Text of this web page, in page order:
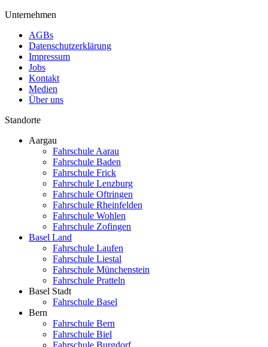
Unternehmen
AGBs
Datenschutzerklärung
Impressum
Jobs
Kontakt
Medien
Über uns
Standorte
Aargau
Fahrschule Aarau
Fahrschule Baden
Fahrschule Frick
Fahrschule Lenzburg
Fahrschule Oftringen
Fahrschule Rheinfelden
Fahrschule Wohlen
Fahrschule Zofingen
Basel Land
Fahrschule Laufen
Fahrschule Liestal
Fahrschule Münchenstein
Fahrschule Pratteln
Basel Stadt
Fahrschule Basel
Bern
Fahrschule Bern
Fahrschule Biel
Fahrschule Burgdorf